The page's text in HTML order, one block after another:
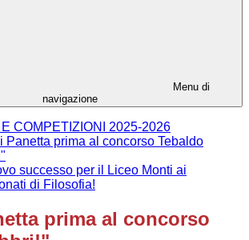
Menu di
navigazione
COMPETIZIONI 2025-2026
Panetta prima al concorso Tebaldo
successo per il Liceo Monti ai
di Filosofia!
prima al concorso